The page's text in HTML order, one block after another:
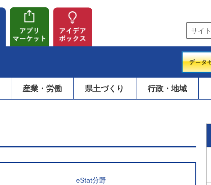
産業・労働 県土づくり 行政・地域
eStat分野